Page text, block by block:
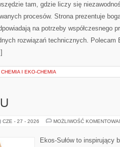
tam, gdzie liczy się
procesów. Strona prezentuje
na potrzeby współczesnego
rozwiązań technicznych. Polecam
I EKO-CHEMIA
CZE - 27 - 2026 MOŻLIWOŚĆ
Ekos-Sułów to inspirujący